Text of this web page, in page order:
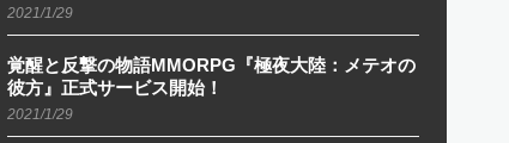
2021/1/29
覚醒と反撃の物語MMORPG『極夜大陸：メテオの
彼方』正式サービス開始！
2021/1/29